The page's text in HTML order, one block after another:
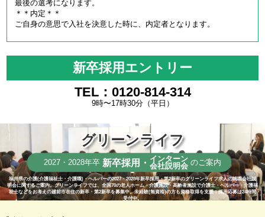
最後の選考になります。
＊＊内定＊＊
ご自身の意思で入社を決意した時に、内定者となります。
新卒採用エントリー
TEL：0120-814-314
9時〜17時30分（平日）
グリーンライフ
2027・2028年卒 新卒採用・ インターン
会社説明会 のご案内
福井県の介護(介護福祉士・介護職)・ヘルパーの2027・2028年新卒採用・第2新卒のグリーンライフ求人の就職会社説
明会に関するご案内。グリーンライフでは、全国70の老人ホーム・介護施設・高齢者施設で介護士・ヘルパー・介護福
祉士などをお考えの越前市在住の新卒・第2新卒を募集中。未経験(無資格)の方も資格取得を支援！採用応募は24時間
受付中。